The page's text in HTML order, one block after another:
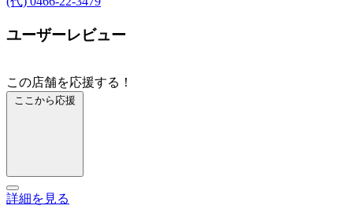
ユーザーレビュー
この店舗を応援する！
ここから応援
詳細を見る